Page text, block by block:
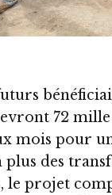
72 mille
mois pour
plus des
le projet